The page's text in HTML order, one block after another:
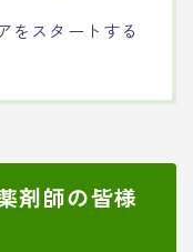
をスタートする
剤師の皆様